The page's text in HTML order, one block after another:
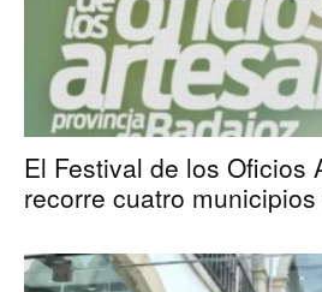
El Festival de los Oficios
recorre cuatro